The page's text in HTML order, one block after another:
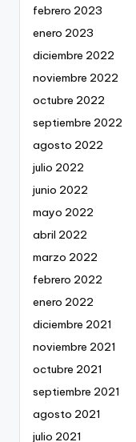
febrero 2023
enero 2023
diciembre 2022
noviembre 2022
octubre 2022
septiembre 2022
agosto 2022
julio 2022
junio 2022
mayo 2022
abril 2022
marzo 2022
febrero 2022
enero 2022
diciembre 2021
noviembre 2021
octubre 2021
septiembre 2021
agosto 2021
julio 2021